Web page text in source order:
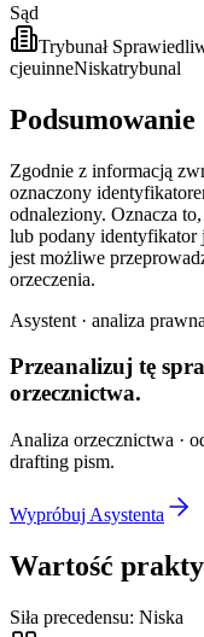
Sąd
Trybunał
cjeuinneNiskatrybunal
Podsumowanie
Zgodnie z informacją
oznaczony
odnaleziony. Oznacza
lub podany identyfikator
jest możliwe
orzeczenia.
Asystent · analiza prawna
Przeanalizuj tę
orzecznictwa.
Analiza orzecznictwa ·
drafting pism.
Wypróbuj Asystenta
Wartość
Siła precedensu: Niska